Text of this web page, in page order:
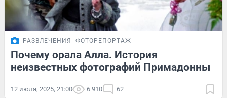
РАЗВЛЕЧЕНИЯ ФОТОРЕПОРТАЖ
Почему орала Алла. История
неизвестных фотографий Примадонны
12 июля, 2025, 21:00 6 910 62